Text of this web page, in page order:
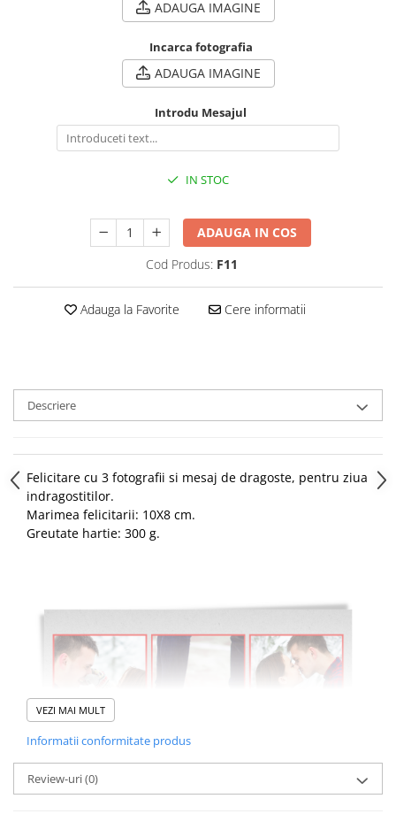
ADAUGA IMAGINE
Incarca fotografia
ADAUGA IMAGINE
Introdu Mesajul
IN STOC
ADAUGA IN COS
Cod Produs: F11
Adauga la Favorite Cere informatii
Descriere
Felicitare cu 3 fotografii si mesaj de dragoste, pentru ziua
indragostitilor.
Marimea felicitarii: 10X8 cm.
Greutate hartie: 300 g.
VEZI MAI MULT
Informatii conformitate produs
Review-uri(0)